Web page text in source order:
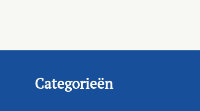
Categorieën